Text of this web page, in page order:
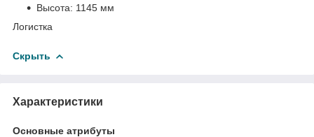
Высота: 1145 мм
Логистка
Скрыть
Характеристики
Основные атрибуты